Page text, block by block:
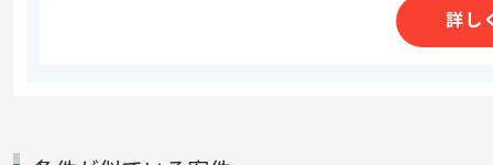
介護事業、保育、学童事業、ペッツ事
詳し